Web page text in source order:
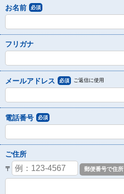
お名前 必須
フリガナ
メールアドレス 必須 ご返信に使用
電話番号 必須
ご住所
〒